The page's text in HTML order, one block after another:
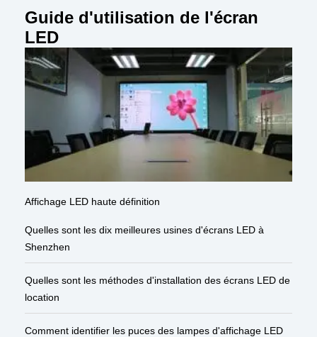
Guide d'utilisation de l'écran
LED
Affichage LED haute définition
Quelles sont les dix meilleures usines d'écrans LED à
Shenzhen
Quelles sont les méthodes d'installation des écrans LED de
location
Comment identifier les puces des lampes d'affichage LED